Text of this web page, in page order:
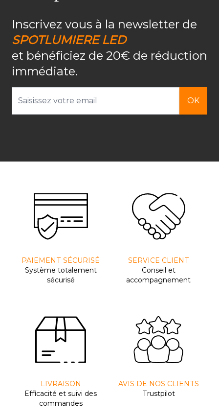
Inscrivez vous à la newsletter de
SPOTLUMIERE LED
et bénéficiez de 20€ de réduction
immédiate.
OK
PAIEMENT SÉCURISÉ
Système totalement
sécurisé
SERVICE CLIENT
Conseil et
accompagnement
LIVRAISON
Efﬁcacité et suivi des
commandes
AVIS DE NOS CLIENTS
Trustpilot